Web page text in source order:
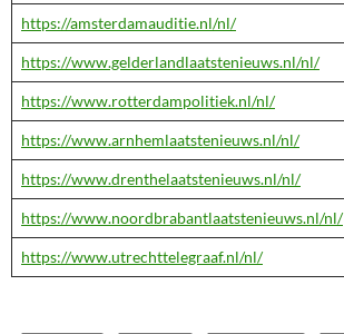
https://amsterdamauditie.nl/nl/
https://www.gelderlandlaatstenieuws.nl/nl/
https://www.rotterdampolitiek.nl/nl/
https://www.arnhemlaatstenieuws.nl/nl/
https://www.drenthelaatstenieuws.nl/nl/
https://www.noordbrabantlaatstenieuws.nl/nl/
https://www.utrechttelegraaf.nl/nl/